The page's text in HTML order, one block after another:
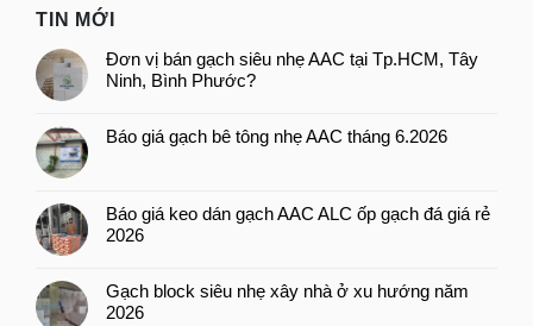
TIN MỚI
Đơn vị bán gạch siêu nhẹ AAC tại Tp.HCM, Tây
Ninh, Bình Phước?
Báo giá gạch bê tông nhẹ AAC tháng 6.2026
Báo giá keo dán gạch AAC ALC ốp gạch đá giá rẻ
2026
Gạch block siêu nhẹ xây nhà ở xu hướng năm
2026